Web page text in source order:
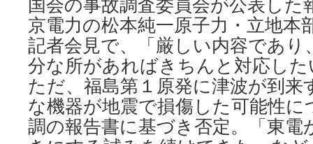
＝
意
義
強
調、
委
員
ら
自
賛
京電力の松本純一原子力・立地本
記者会見で、「厳しい内容であり
分な所があればきちんと対応し
ただ、福島第１原発に津波が到来
な機器が地震で損傷した可能性
調の報告書に基づき否定。「東電